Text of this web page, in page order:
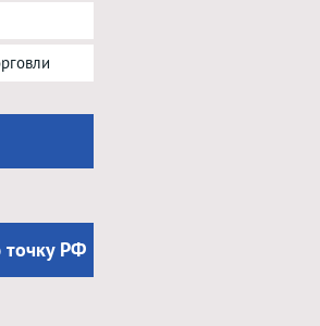
точку РФ